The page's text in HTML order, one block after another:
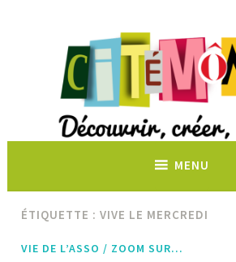
Découvrir, créer, rêver !
MENU
ÉTIQUETTE :VIVE LE MERCREDI
VIE DE L’ASSO / ZOOM SUR…